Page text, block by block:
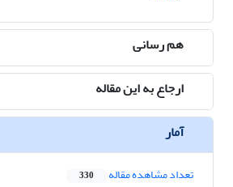
هم رسانی
ارجاع به این مقاله
آمار
تعداد مشاهده مقاله 330